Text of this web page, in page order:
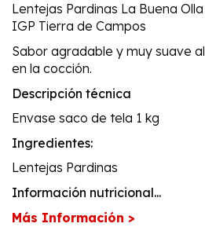
Lentejas Pardinas La Buena
IGP Tierra de Campos
Sabor agradable y muy suave
en la cocción.
Descripción técnica
Envase saco de tela 1 kg
Ingredientes:
Lentejas Pardinas
Información nutricional...
Más Información >